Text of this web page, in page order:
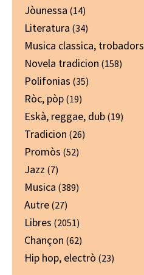
Jòunessa (14)
Literatura (34)
Musica classica, trobadors
Novela tradicion (158)
Polifonias (35)
Ròc, pòp (19)
Eskà, reggae, dub (19)
Tradicion (26)
Promòs (52)
Jazz (7)
Musica (389)
Autre (27)
Libres (2051)
Chançon (62)
Hip hop, electrò (23)